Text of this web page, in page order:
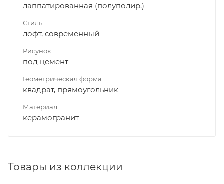
лаппатированная (полуполир.)
Стиль
лофт, современный
Рисунок
под цемент
Геометрическая форма
квадрат, прямоугольник
Материал
керамогранит
Товары из коллекции